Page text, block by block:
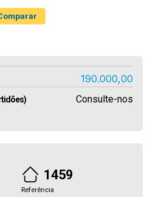
190.000,00
Consulte-nos
1459
Referência